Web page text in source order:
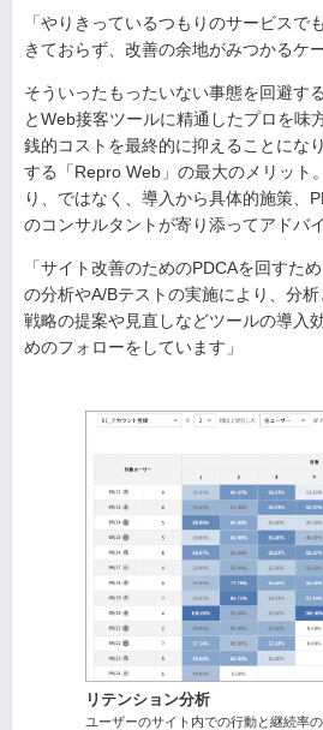
「やりきっているつもりのサービスで
きておらず、改善の余地がみつかるケ
そういったもったいない事態を回避す
とWeb接客ツールに精通したプロを味
銭的コストを最終的に抑えることにな
する「Repro Web」の最大のメリット
り、ではなく、導入から具体的施策、
のコンサルタントが寄り添ってアドバ
「サイト改善のためのPDCAを回すた
の分析やA/Bテストの実施により、分析
戦略の提案や見直しなどツールの導入
めのフォローをしています」
リテンション分析
ユーザーのサイト内での行動と継続率